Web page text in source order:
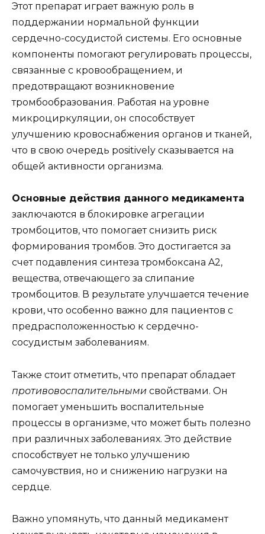
Этот препарат играет важную роль в
поддержании нормальной функции
сердечно-сосудистой системы. Его основные
компоненты помогают регулировать процессы,
связанные с кровообращением, и
предотвращают возникновение
тромбообразования. Работая на уровне
микроциркуляции, он способствует
улучшению кровоснабжения органов и тканей,
что в свою очередь positively сказывается на
общей активности организма.
Основные действия данного медикамента
заключаются в блокировке агрегации
тромбоцитов, что помогает снизить риск
формирования тромбов. Это достигается за
счет подавления синтеза тромбоксана A2,
вещества, отвечающего за слипание
тромбоцитов. В результате улучшается течение
крови, что особенно важно для пациентов с
предрасположенностью к сердечно-
сосудистым заболеваниям.
Также стоит отметить, что препарат обладает
противовоспалительными свойствами. Он
помогает уменьшить воспалительные
процессы в организме, что может быть полезно
при различных заболеваниях. Это действие
способствует не только улучшению
самочувствия, но и снижению нагрузки на
сердце.
Важно упомянуть, что данный медикамент